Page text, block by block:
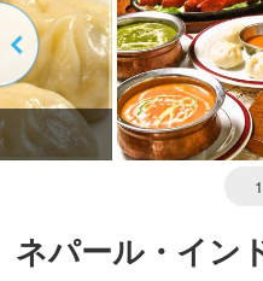
1
ネパール・イン